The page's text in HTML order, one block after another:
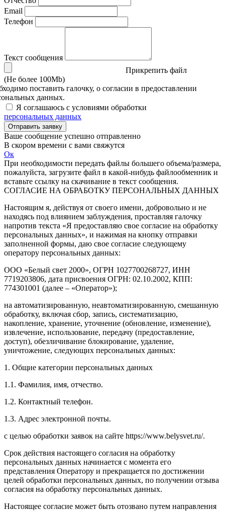
Email
Телефон
Текст сообщения
Прикрепить файл
(Не более 100Mb)
поставить галочку, о согласии в предоставлении
данных.
Я соглашаюсь с условиями обработки
персональных данных
Отправить заявку
Ваше сообщение успешно отправленно
В скором времени с вами свяжутся
Ок
При необходимости передать файлы большего объема/размера,
пожалуйста, загрузите файл в какой-нибудь файлообменник и
вставьте ссылку на скачивание в текст сообщения.
СОГЛАСИЕ НА ОБРАБОТКУ ПЕРСОНАЛЬНЫХ ДАННЫХ
Настоящим я, действуя от своего имени, добровольно и не
находясь под влиянием заблуждения, проставляя галочку
напротив текста «Я предоставляю свое согласие на обработку
персональных данных», и нажимая на кнопку отправки
заполненной формы, даю свое согласие следующему
оператору персональных данных:
ООО «Белый свет 2000», ОГРН 1027700268727, ИНН
7719203806, дата присвоения ОГРН: 02.10.2002, КПП:
774301001 (далее – «Оператор»);
на автоматизированную, неавтоматизированную, смешанную
обработку, включая сбор, запись, систематизацию,
накопление, хранение, уточнение (обновление, изменение),
извлечение, использование, передачу (предоставление,
доступ), обезличивание блокирование, удаление,
уничтожение, следующих персональных данных:
1. Общие категории персональных данных
1.1. Фамилия, имя, отчество.
1.2. Контактный телефон.
1.3. Адрес электронной почты.
с целью обработки заявок на сайте https://www.belysvet.ru/.
Срок действия настоящего согласия на обработку
персональных данных начинается с момента его
представления Оператору и прекращается по достижении
целей обработки персональных данных, по получении отзыва
согласия на обработку персональных данных.
Настоящее согласие может быть отозвано путем направления